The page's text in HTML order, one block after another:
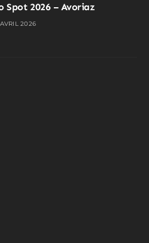
Spot 2026 – Avoriaz
2026